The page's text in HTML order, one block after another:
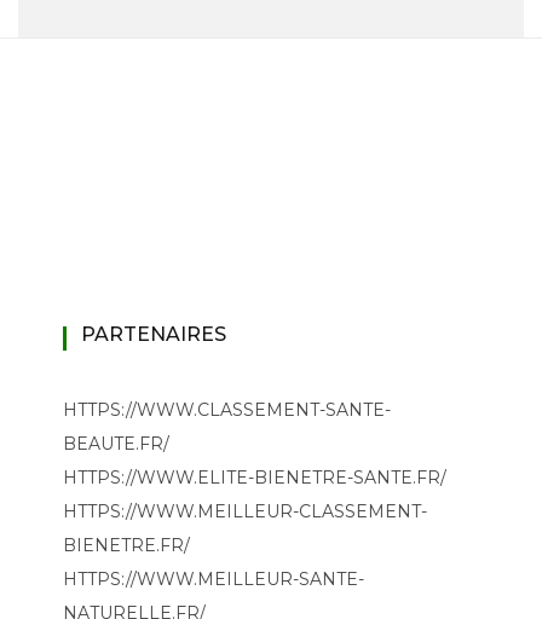
PARTENAIRES
HTTPS://WWW.CLASSEMENT-SANTE-
BEAUTE.FR/
HTTPS://WWW.ELITE-BIENETRE-SANTE.FR/
HTTPS://WWW.MEILLEUR-CLASSEMENT-
BIENETRE.FR/
HTTPS://WWW.MEILLEUR-SANTE-
NATURELLE.FR/